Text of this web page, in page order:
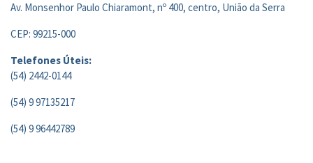
Av. Monsenhor Paulo Chiaramont, nº 400, centro, União da Serra
CEP: 99215-000
Telefones Úteis:
(54) 2442-0144
(54) 9 97135217
(54) 9 96442789